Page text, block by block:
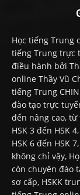
Học tiếng Trung
tiếng Trung trực
điều hành bởi
online Thầy Vũ
tiếng Trung
đào tạo trực
đến nâng cao, từ
HSK 3 đến HSK
HSK 6 đến HSK
không chỉ vậy,
còn chuyên đào
sơ cấp, HSKK